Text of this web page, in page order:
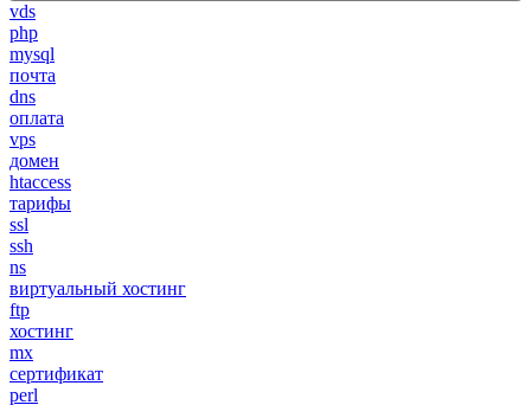
vds
php
mysql
почта
dns
оплата
vps
домен
htaccess
тарифы
ssl
ssh
ns
виртуальный хостинг
ftp
хостинг
mx
сертификат
perl